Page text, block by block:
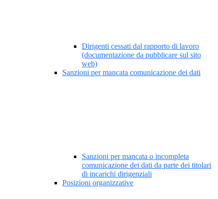
Dirigenti cessati dal rapporto di lavoro
(documentazione da pubblicare sul sito
web)
Sanzioni per mancata comunicazione dei dati
Sanzioni per mancata o incompleta
comunicazione dei dati da parte dei titolari
di incarichi dirigenziali
Posizioni organizzative